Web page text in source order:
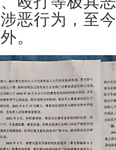
恶行为，至
。